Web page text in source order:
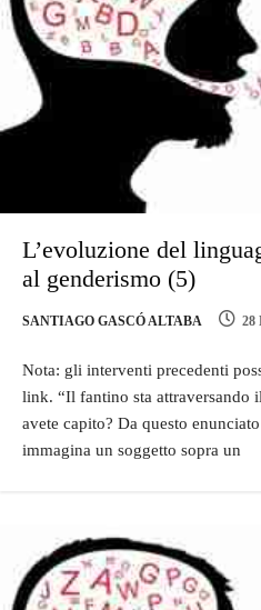
L’evoluzione del
al genderismo (5)
SANTIAGO GASCÓ ALTABA 28
Nota: gli interventi precedenti
link. “Il fantino sta attraversando
avete capito? Da questo
immagina un soggetto sopra un